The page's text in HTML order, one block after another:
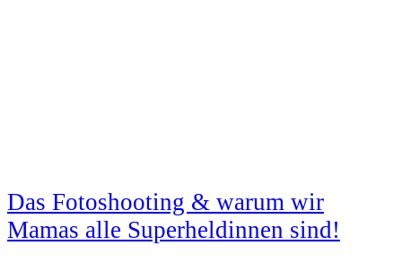
Das Fotoshooting & warum wir
Mamas alle Superheldinnen sind!